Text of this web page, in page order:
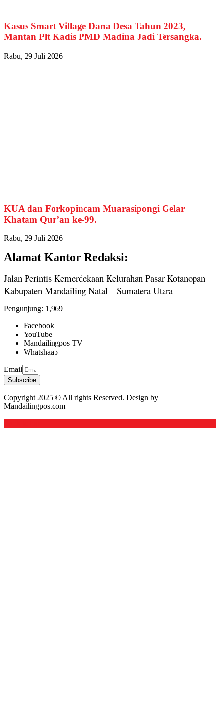
Kasus Smart Village Dana Desa Tahun 2023,
Mantan Plt Kadis PMD Madina Jadi Tersangka.
Rabu, 29 Juli 2026
KUA dan Forkopincam Muarasipongi Gelar
Khatam Qur’an ke-99.
Rabu, 29 Juli 2026
Alamat Kantor Redaksi:
Jalan Perintis Kemerdekaan Kelurahan Pasar Kotanopan
Kabupaten Mandailing Natal – Sumatera Utara
Pengunjung: 1,969
Facebook
YouTube
Mandailingpos TV
Whatshaap
Email
Subscribe
Copyright 2025 © All rights Reserved. Design by
Mandailingpos.com